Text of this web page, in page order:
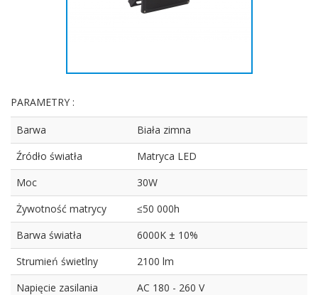
PARAMETRY :
Barwa
Biała zimna
Źródło światła
Matryca LED
Moc
30W
Żywotność matrycy
≤50 000h
Barwa światła
6000K ± 10%
Strumień świetlny
2100 lm
Napięcie zasilania
AC 180 - 260 V